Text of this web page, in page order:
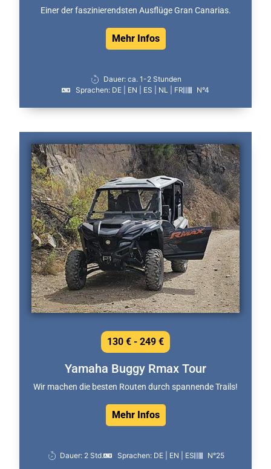
Einer der faszinierendsten Ausflüge Gran Canarias.
Mehr Infos
Dauer: ca. 1-2 Stunden
Sprachen: DE | EN | ES | NL | FR
N°4
Yamaha Buggy Rmax Tour
Wir machen die besten Routen durch spannende Trails!
Mehr Infos
130 € - 249 €
Dauer: 2 Std. Sprachen: DE | EN | ES N°25